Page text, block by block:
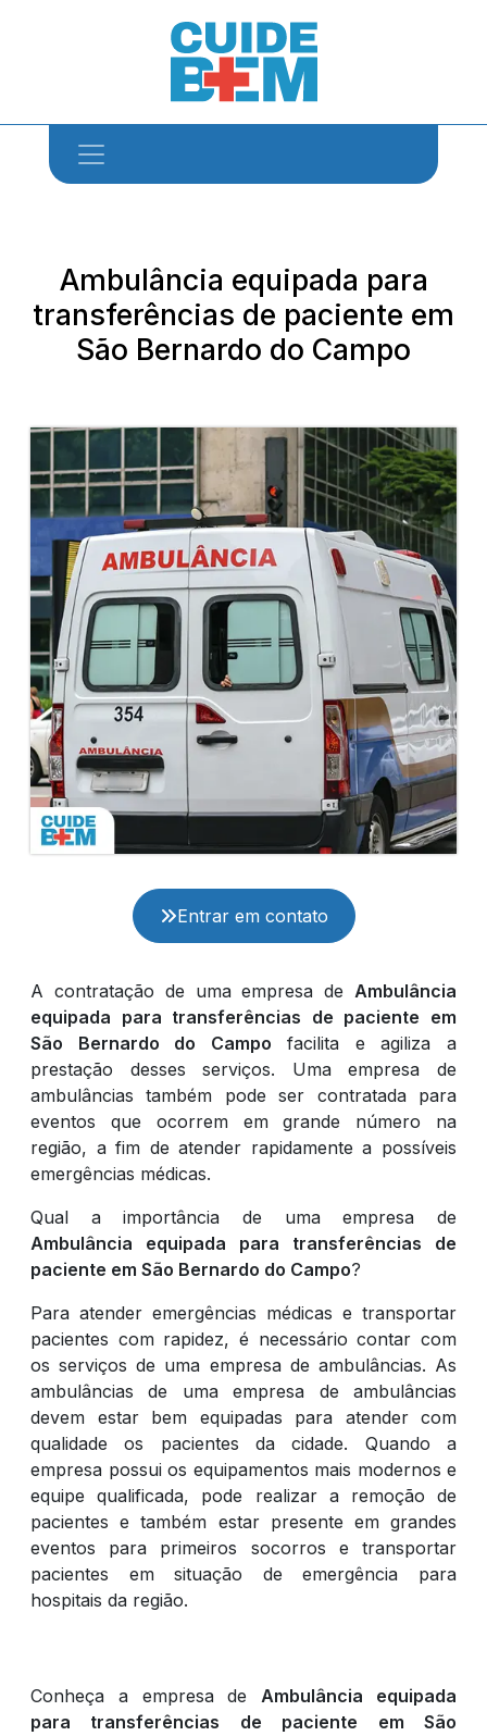
Ambulância equipada para
transferências de paciente em
São Bernardo do Campo
A contratação de uma empresa de Ambulância
equipada para transferências de paciente em
São Bernardo do Campo facilita e agiliza a
prestação desses serviços. Uma empresa de
ambulâncias também pode ser contratada para
eventos que ocorrem em grande número na
região, a fim de atender rapidamente a possíveis
emergências médicas.
Qual a importância de uma empresa de
Ambulância equipada para transferências de
paciente em São Bernardo do Campo?
Para atender emergências médicas e transportar
pacientes com rapidez, é necessário contar com
os serviços de uma empresa de ambulâncias. As
ambulâncias de uma empresa de ambulâncias
devem estar bem equipadas para atender com
qualidade os pacientes da cidade. Quando a
empresa possui os equipamentos mais modernos e
equipe qualificada, pode realizar a remoção de
pacientes e também estar presente em grandes
eventos para primeiros socorros e transportar
pacientes em situação de emergência para
hospitais da região.
Entrar em contato
Conheça a empresa deAmbulância equipada
para transferências de paciente em São